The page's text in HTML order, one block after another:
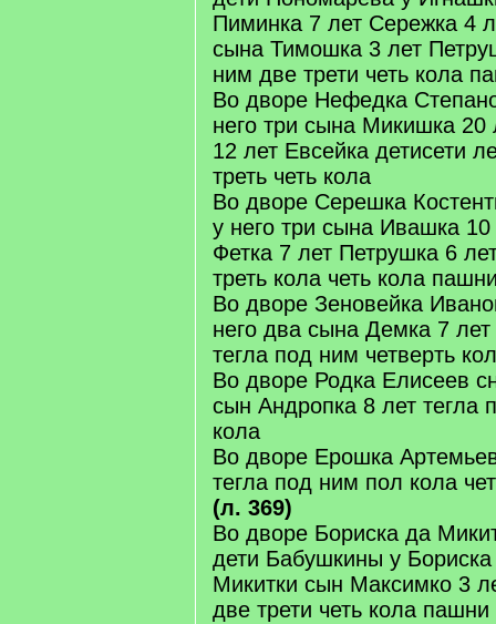
Пиминка 7 лет Сережка 4
сына Тимошка 3 лет
ним две трети четь кола
Во дворе Нефедка
него три сына Микишка
12 лет Евсейка детисети
треть четь кола
Во дворе Серешка
у него три сына Ивашка
Фетка 7 лет Петрушка 6
треть кола четь кола
Во дворе Зеновейка
него два сына Демка 7
тегла под ним четверть
Во дворе Родка Елисеев
сын Андропка 8 лет тегла
кола
Во дворе Ерошка
тегла под ним пол кола
(л. 369)
Во дворе Бориска да
дети Бабушкины у
Микитки сын Максимко 3
две трети четь кола пашни